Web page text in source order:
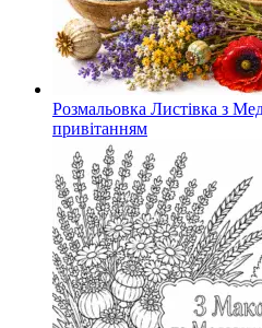
Розмальовка Листівка з
привітанням